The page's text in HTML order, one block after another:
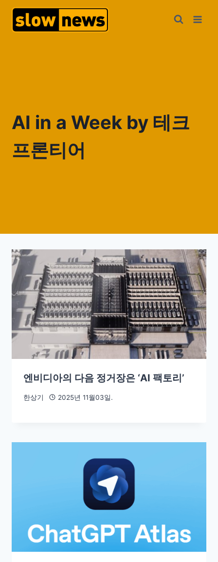
AI in a Week by 테크
프론티어
엔비디아의 다음 정거장은 ‘AI 팩토리’
한상기 2025년 11월03일.